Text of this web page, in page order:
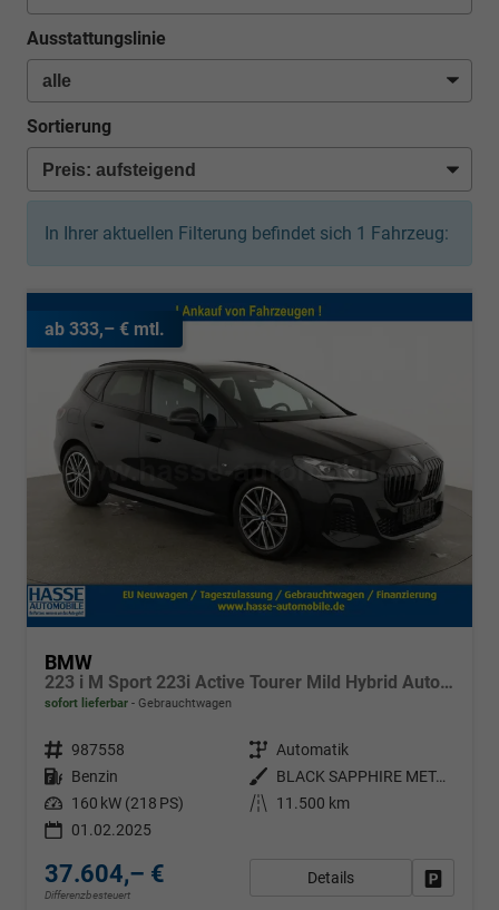
Ausstattungslinie
Sortierung
In Ihrer aktuellen Filterung befindet sich 1 Fahrzeug:
ab 333,– € mtl.
BMW
223 i M Sport 223i Active Tourer Mild Hybrid Automatik, HarmanKardon, LED, HUD, Pano, Leder, 1. Hand
sofort lieferbar Gebrauchtwagen
Fahrzeugnr. 987558 Getriebe Automatik
Kraftstoff Benzin Außenfarbe
BLACK SAPPHIRE METALLIC
Leistung 160 kW (218 PS) Kilometerstand
11.500 km
01.02.2025
37.604,– €
Differenzbesteuert
Details